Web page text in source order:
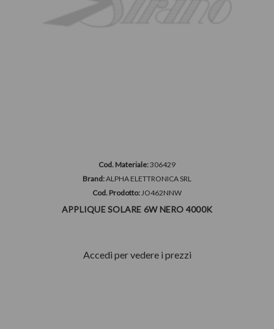
Cod. Materiale:306429
Brand:ALPHA ELETTRONICA SRL
Cod. Prodotto: JO462NNW
APPLIQUE SOLARE 6W NERO 4000K
Accedi per vedere i prezzi